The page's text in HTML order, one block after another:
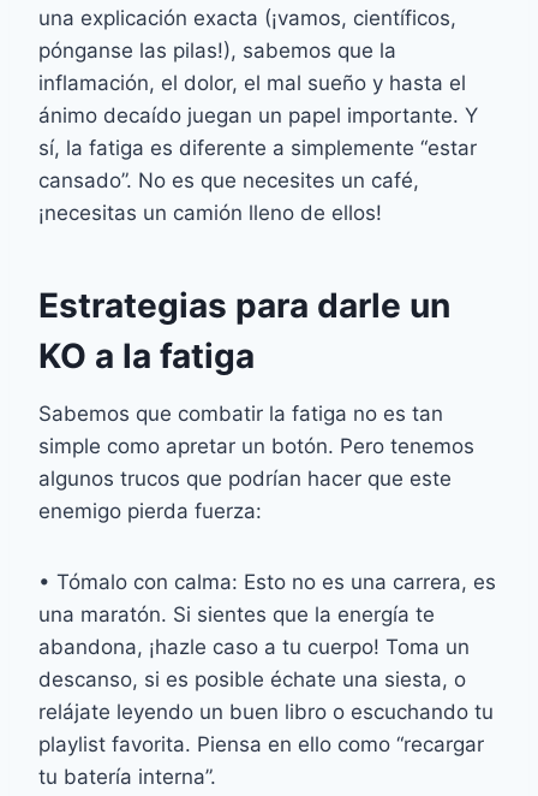
una explicación exacta (¡vamos, científicos,
pónganse las pilas!), sabemos que la
inflamación, el dolor, el mal sueño y hasta el
ánimo decaído juegan un papel importante. Y
sí, la fatiga es diferente a simplemente “estar
cansado”. No es que necesites un café,
¡necesitas un camión lleno de ellos!
Estrategias para darle un
KO a la fatiga
Sabemos que combatir la fatiga no es tan
simple como apretar un botón. Pero tenemos
algunos trucos que podrían hacer que este
enemigo pierda fuerza:
• Tómalo con calma: Esto no es una carrera, es
una maratón. Si sientes que la energía te
abandona, ¡hazle caso a tu cuerpo! Toma un
descanso, si es posible échate una siesta, o
relájate leyendo un buen libro o escuchando tu
playlist favorita. Piensa en ello como “recargar
tu batería interna”.